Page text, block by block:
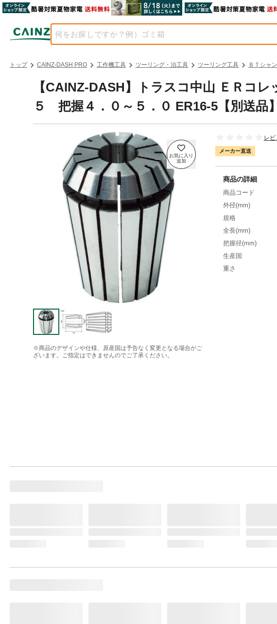
トップ CAINZ-DASH PRO 工作機工具 ツーリング・治工具 ツーリング工具 ＢＴシャ
【CAINZ-DASH】トラスコ中山 ＥＲコ
５ 把握４．０～５．０ ER16-5【別送品】
※商品のデザインや仕様、原産国は予告なく変更となる場合がご
ざいます。ご指定はできませんのでご了承ください。
レビ
メーカー直送
商品の詳細
商品コード
外径(mm)
規格
全長(mm)
把握径(mm)
生産国
重さ